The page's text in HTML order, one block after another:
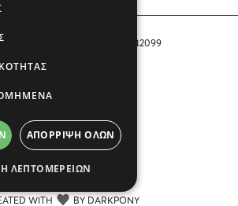
Αριθμός Πιστοποίησης Μ.Η.Τ. 242099
© 2026 Το Μανιφέστο
WITH BY DARKPONY
ΑΠΌΡΡΙΨΗ ΌΛΩΝ
ΛΕΠΤΟΜΕΡΕΙΏΝ